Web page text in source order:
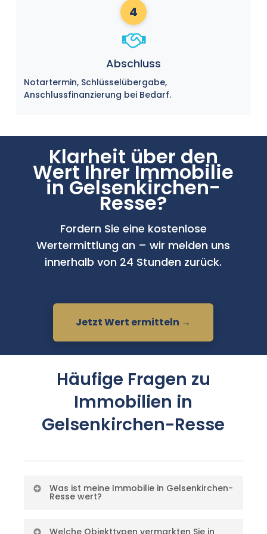
4
Abschluss
Notartermin, Schlüsselübergabe,
Anschlussfinanzierung bei Bedarf.
Klarheit über den
Wert Ihrer Immobilie
in Gelsenkirchen-
Resse?
Fordern Sie eine kostenlose
Wertermittlung an – wir melden uns
innerhalb von 24 Stunden zurück.
Jetzt Wert ermitteln →
Häufige Fragen zu
Immobilien in
Gelsenkirchen-Resse
Was ist meine Immobilie in Gelsenkirchen-
Resse wert?
Der Wert hängt von Mikrolage,
Welche Objekttypen vermarkten Sie in